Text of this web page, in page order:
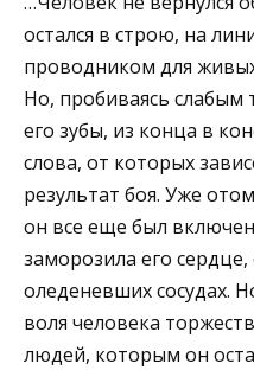
остался в строю, на
проводником для
Но, пробиваясь слабым
его зубы, из конца в
слова, от которых
результат боя. Уже
он все еще был
заморозила его
оледеневших сосудах.
воля человека
людей, которым он